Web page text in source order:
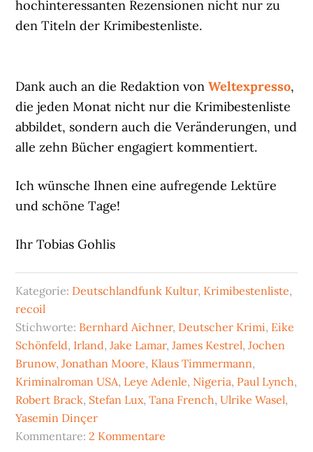
hochinteressanten Rezensionen nicht nur zu
den Titeln der Krimibestenliste.
Dank auch an die Redaktion vonWeltexpresso,
die jeden Monat nicht nur die Krimibestenliste
abbildet, sondern auch die Veränderungen, und
alle zehn Bücher engagiert kommentiert.
Ich wünsche Ihnen eine aufregende Lektüre
und schöne Tage!
Ihr Tobias Gohlis
Kategorie: Deutschlandfunk Kultur, Krimibestenliste,
recoil
Stichworte: Bernhard Aichner, Deutscher Krimi, Eike
Schönfeld, Irland,Jake Lamar,James Kestrel,Jochen
Brunow,Jonathan Moore, Klaus Timmermann,
Kriminalroman USA, Leye Adenle, Nigeria, Paul Lynch,
Robert Brack, Stefan Lux,Tana French,Ulrike Wasel,
Yasemin Dinçer
Kommentare:2 Kommentare